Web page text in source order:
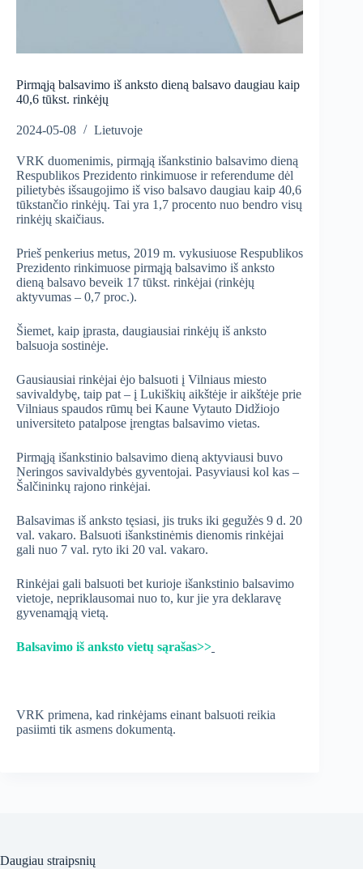
Pirmąją balsavimo iš anksto dieną balsavo daugiau kaip
40,6 tūkst. rinkėjų
2024-05-08 Lietuvoje
VRK duomenimis, pirmąją išankstinio balsavimo dieną
Respublikos Prezidento rinkimuose ir referendume dėl
pilietybės išsaugojimo iš viso balsavo daugiau kaip 40,6
tūkstančio rinkėjų. Tai yra 1,7 procento nuo bendro visų
rinkėjų skaičiaus.
Prieš penkerius metus, 2019 m. vykusiuose Respublikos
Prezidento rinkimuose pirmąją balsavimo iš anksto
dieną balsavo beveik 17 tūkst. rinkėjai (rinkėjų
aktyvumas – 0,7 proc.).
Šiemet, kaip įprasta, daugiausiai rinkėjų iš anksto
balsuoja sostinėje.
Gausiausiai rinkėjai ėjo balsuoti į Vilniaus miesto
savivaldybę, taip pat – į Lukiškių aikštėje ir aikštėje prie
Vilniaus spaudos rūmų bei Kaune Vytauto Didžiojo
universiteto patalpose įrengtas balsavimo vietas.
Pirmąją išankstinio balsavimo dieną aktyviausi buvo
Neringos savivaldybės gyventojai. Pasyviausi kol kas –
Šalčininkų rajono rinkėjai.
Balsavimas iš anksto tęsiasi, jis truks iki gegužės 9 d. 20
val. vakaro. Balsuoti išankstinėmis dienomis rinkėjai
gali nuo 7 val. ryto iki 20 val. vakaro.
Rinkėjai gali balsuoti bet kurioje išankstinio balsavimo
vietoje, nepriklausomai nuo to, kur jie yra deklaravę
gyvenamąją vietą.
Balsavimo iš anksto vietų sąrašas>>
VRK primena, kad rinkėjams einant balsuoti reikia
pasiimti tik asmens dokumentą.
Daugiau straipsnių